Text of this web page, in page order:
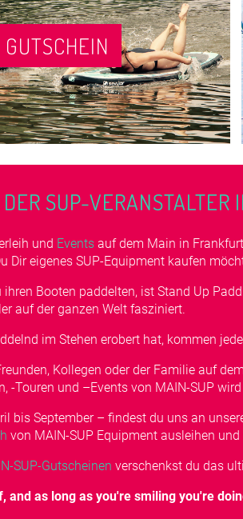
GUTSCHEIN
SUP-VERANSTALTER
und Events auf dem Main in
Dir eigenes SUP-Equipment kaufen
Booten paddelten, ist Stand Up
auf der ganzen Welt fasziniert.
im Stehen erobert hat, kommen
Kollegen oder der Familie auf
Touren und –Events von MAIN-SUP
bis September – findest du uns an
von MAIN-SUP Equipment ausleihen
SUP-Gutscheinen verschenkst du das
and as long as you're smiling you're